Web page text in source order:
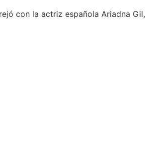
con la actriz española Ariadna Gil,